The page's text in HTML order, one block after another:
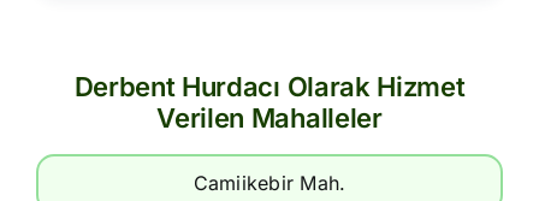
Derbent Hurdacı Olarak Hizmet
Verilen Mahalleler
Camiikebir Mah.